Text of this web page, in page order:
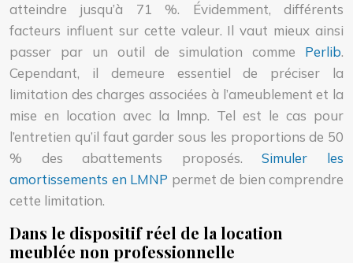
atteindre jusqu’à 71 %. Évidemment, différents
facteurs influent sur cette valeur. Il vaut mieux ainsi
passer par un outil de simulation comme Perlib.
Cependant, il demeure essentiel de préciser la
limitation des charges associées à l’ameublement et la
mise en location avec la lmnp. Tel est le cas pour
l’entretien qu’il faut garder sous les proportions de 50
% des abattements proposés.Simuler les
amortissements en LMNP permet de bien comprendre
cette limitation.
Dans le dispositif réel de la location
meublée non professionnelle